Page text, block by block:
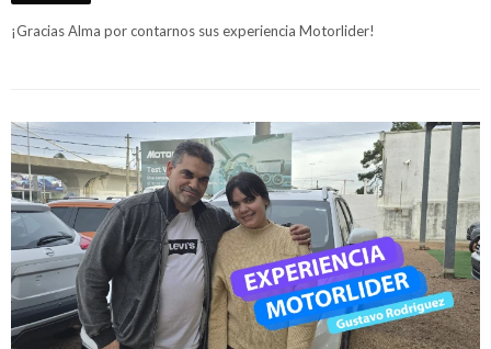
¡Gracias Alma por contarnos sus experiencia Motorlider!